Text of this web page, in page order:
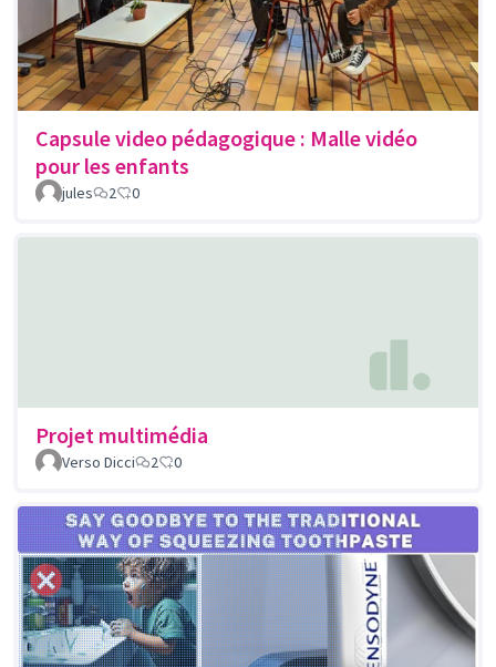
Capsule video pédagogique : Malle vidéo
pour les enfants
jules 2 0
Projet multimédia
Verso Dicci 2 0